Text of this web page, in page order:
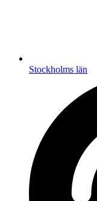
Stockholms län